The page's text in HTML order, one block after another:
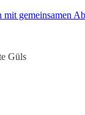
gemeinsamen
Güls